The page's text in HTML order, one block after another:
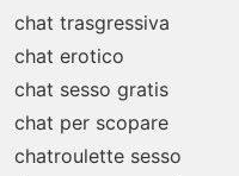
chat trasgressiva
chat erotico
chat sesso gratis
chat per scopare
chatroulette sesso